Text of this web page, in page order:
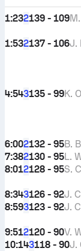
1:232139 - 109
1:532137 - 106J.
4:543135 - 99K.
6:002132 - 95B.
7:382130 - 95L.
8:012128 - 95S.
8:343126 - 92J.
8:593123 - 92J.
9:512120 - 90V.
10:143118 - 90J.